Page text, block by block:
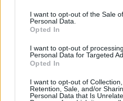
I want to opt-out of the Sale
Personal Data.
Opted In
I want to opt-out of
Personal Data for Targeted
Opted In
I want to opt-out of Collection,
Retention, Sale, and/or
Personal Data that Is
Democratici Usa
islamo-